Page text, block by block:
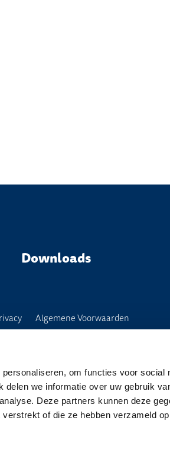
om functies voor social
we informatie over uw gebruik
Deze partners kunnen deze
of die ze hebben verzameld
Downloads
Algemene Voorwaarden